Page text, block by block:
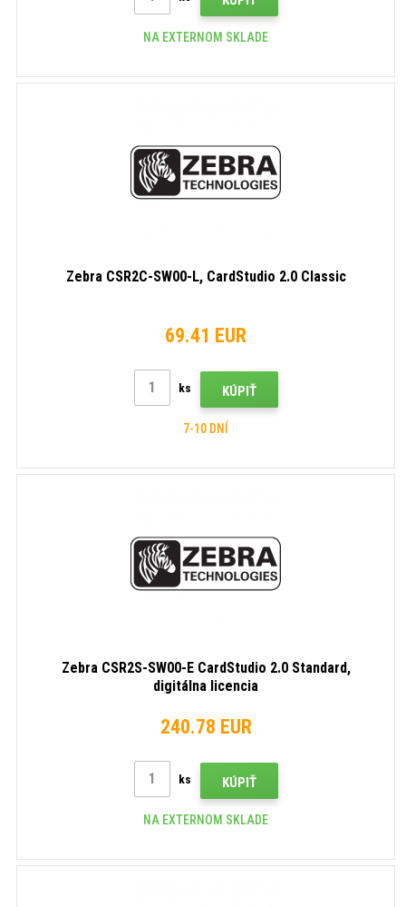
NA EXTERNOM SKLADE
Zebra CSR2C-SW00-L, CardStudio 2.0 Classic
69.41 EUR
ks KÚPIŤ
7-10 DNÍ
Zebra CSR2S-SW00-E CardStudio 2.0 Standard,
digitálna licencia
240.78 EUR
ks KÚPIŤ
NA EXTERNOM SKLADE